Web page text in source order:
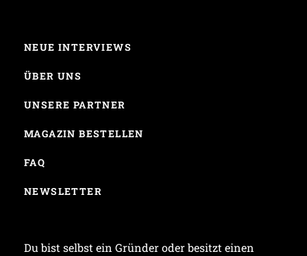
NEUE INTERVIEWS
ÜBER UNS
UNSERE PARTNER
MAGAZIN BESTELLEN
FAQ
NEWSLETTER
Du bist selbst ein Gründer oder besitzt einen